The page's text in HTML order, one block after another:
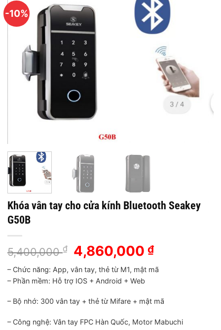
-10%
Khóa vân tay cho cửa kính Bluetooth Seakey
G50B
5,400,000₫
Giá
gốc
là:
5,400,000 ₫.
4,860,000₫Giá
tại
4,860,000
– Chức năng: App, vân tay, thẻ từ M1, mật mã
– Phần mềm: Hỗ trợ IOS + Android + Web
– Bộ nhớ: 300 vân tay + thẻ từ Mifare + mật mã
– Công nghệ: Vân tay FPC Hàn Quốc, Motor Mabuchi